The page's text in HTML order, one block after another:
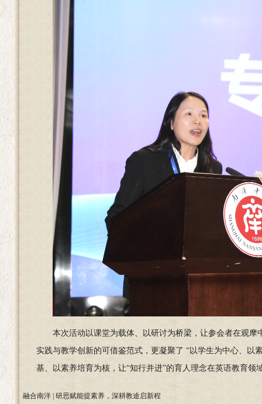
本次活动以课堂为载体、以研讨为桥梁，让参会者在观
实践与教学创新的可借鉴范式，更凝聚了 “以学生为中心、以
基、以素养培育为核，让“知行并进”的育人理念在英语教育领
融合南洋 | 研思赋能提素养，深耕教途启新程